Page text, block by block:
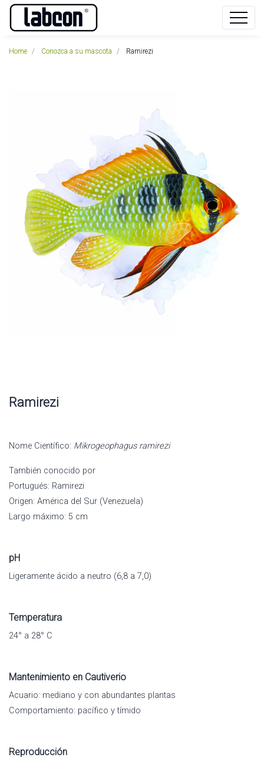
Home Conozca a su mascota Ramirezi
Ramirezi
Nome Científico: Mikrogeophagus ramirezi
También conocido por
Portugués: Ramirezi
Origen: América del Sur (Venezuela)
Largo máximo: 5 cm
pH
Ligeramente ácido a neutro (6,8 a 7,0)
Temperatura
24° a 28° C
Mantenimiento en Cautiverio
Acuario: mediano y con abundantes plantas
Comportamiento: pacífico y tímido
Reproducción